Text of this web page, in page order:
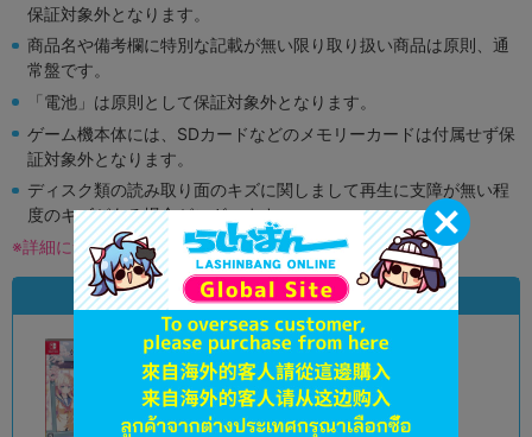
保証対象外となります。
商品名や備考欄に特別な記載が無い限り取り扱い商品は原則、通
常盤です。
「電池」は原則として保証対象外となります。
ゲーム機本体には、SDカードなどのメモリーカードは付属せず保
証対象外となります。
ディスク類の読み取り面のキズに関しまして再生に支障が無い程
度のキズがある場合がございます。
※詳細につきましてはコチラ
状態違いの同一商品
状態 :A
オンライン